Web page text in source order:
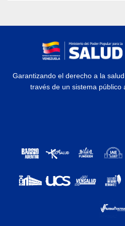
Garantizando el derecho a la
través de un sistema público